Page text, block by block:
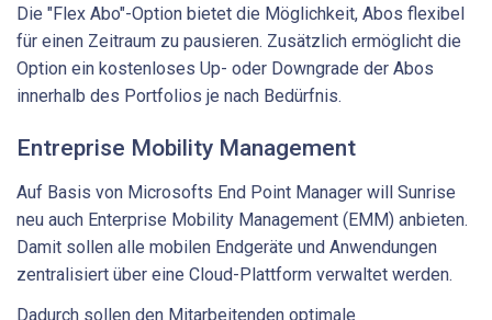
Die "Flex Abo"-Option bietet die Möglichkeit, Abos flexibel
für einen Zeitraum zu pausieren. Zusätzlich ermöglicht die
Option ein kostenloses Up- oder Downgrade der Abos
innerhalb des Portfolios je nach Bedürfnis.
Entreprise Mobility Management
Auf Basis von Microsofts End Point Manager will Sunrise
neu auch Enterprise Mobility Management (EMM) anbieten.
Damit sollen alle mobilen Endgeräte und Anwendungen
zentralisiert über eine Cloud-Plattform verwaltet werden.
Dadurch sollen den Mitarbeitenden optimale